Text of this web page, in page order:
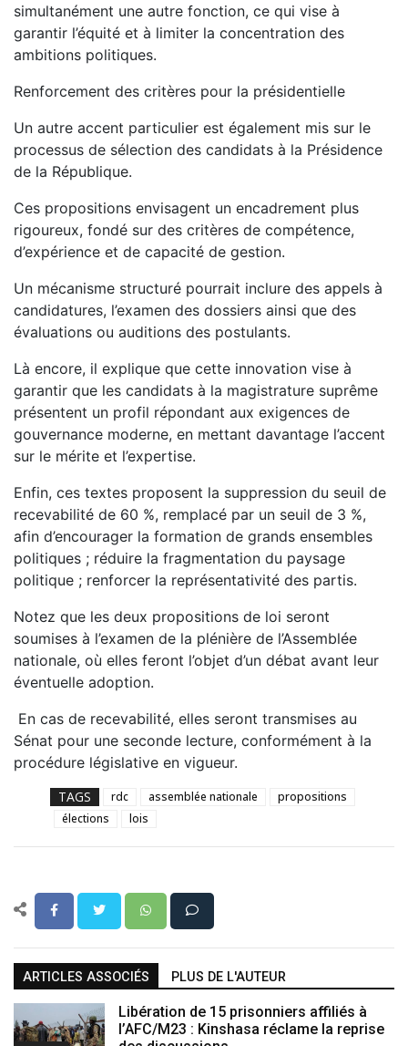
simultanément une autre fonction, ce qui vise à
garantir l’équité et à limiter la concentration des
ambitions politiques.
Renforcement des critères pour la présidentielle
Un autre accent particulier est également mis sur le
processus de sélection des candidats à la Présidence
de la République.
Ces propositions envisagent un encadrement plus
rigoureux, fondé sur des critères de compétence,
d’expérience et de capacité de gestion.
Un mécanisme structuré pourrait inclure des appels à
candidatures, l’examen des dossiers ainsi que des
évaluations ou auditions des postulants.
Là encore, il explique que cette innovation vise à
garantir que les candidats à la magistrature suprême
présentent un profil répondant aux exigences de
gouvernance moderne, en mettant davantage l’accent
sur le mérite et l’expertise.
Enfin, ces textes proposent la suppression du seuil de
recevabilité de 60 %, remplacé par un seuil de 3 %,
afin d’encourager la formation de grands ensembles
politiques ; réduire la fragmentation du paysage
politique ; renforcer la représentativité des partis.
Notez que les deux propositions de loi seront
soumises à l’examen de la plénière de l’Assemblée
nationale, où elles feront l’objet d’un débat avant leur
éventuelle adoption.
En cas de recevabilité, elles seront transmises au
Sénat pour une seconde lecture, conformément à la
procédure législative en vigueur.
TAGS rdc assemblée nationale
propositions
élections
lois
ARTICLES ASSOCIÉS PLUS DE L'AUTEUR
Libération de 15 prisonniers affiliés à
l’AFC/M23 : Kinshasa réclame la reprise